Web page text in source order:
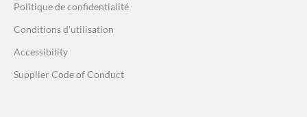
Politique de confidentialité
Conditions d'utilisation
Accessibility
Supplier Code of Conduct